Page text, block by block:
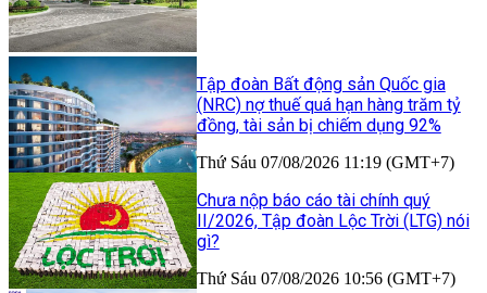
Tập đoàn Bất động sản Quốc gia
(NRC) nợ thuế quá hạn hàng trăm tỷ
đồng, tài sản bị chiếm dụng 92%
Thứ Sáu 07/08/2026 11:19 (GMT+7)
Chưa nộp báo cáo tài chính quý
II/2026, Tập đoàn Lộc Trời (LTG) nói
gì?
Thứ Sáu 07/08/2026 10:56 (GMT+7)